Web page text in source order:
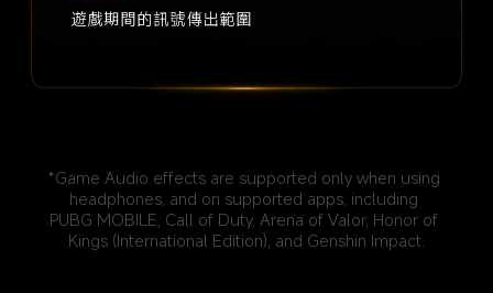
遊戲期間的訊號傳出範圍
*Game Audio effects are supported only when using
headphones, and on supported apps, including
PUBG MOBILE, Call of Duty, Arena of Valor, Honor of
Kings (International Edition), and Genshin Impact.